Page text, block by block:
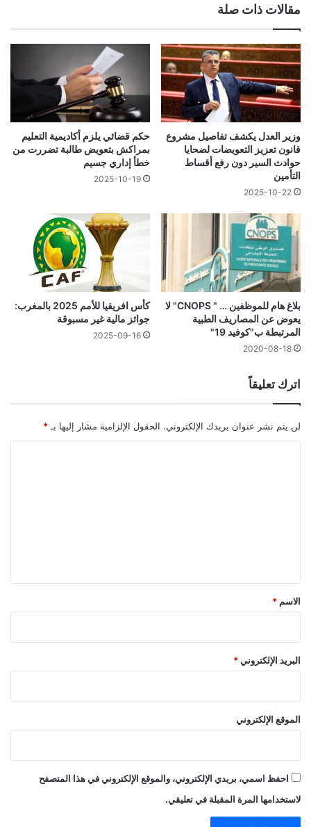
مقالات ذات صلة
وزير العدل يكشف تفاصيل مشروع
قانون تعزيز التعويضات لضحايا
حوادث السير دون رفع أقساط
التأمين
2025-10-22
حكم قضائي يلزم أكاديمية التعليم
بمراكش بتعويض طالبة تضررت من
خطأ إداري جسيم
2025-10-19
بلاغ هام للموظفين … " CNOPS" لا
يعوض عن المصاريف الطبية
المرتبطة ب"كوفيد 19"
2020-08-18
كأس افريقيا للأمم 2025 بالمغرب:
جوائز مالية غير مسبوقة
2025-09-16
اترك تعليقاً
لن يتم نشر عنوان بريدك الإلكتروني. الحقول الإلزامية مشار إليها بـ *
*
الاسم *
البريد الإلكتروني *
الموقع الإلكتروني
احفظ اسمي، بريدي الإلكتروني، والموقع الإلكتروني في هذا المتصفح
لاستخدامها المرة المقبلة في تعليقي.